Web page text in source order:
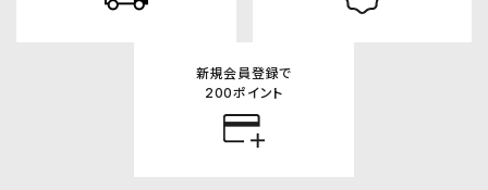
新規会員登録で
200ポイント